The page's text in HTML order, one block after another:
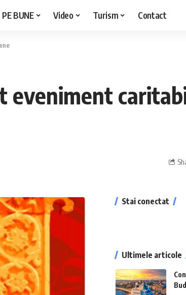
BUNE Video Turism Contact
eveniment
Stai conectat
Ultimele articole